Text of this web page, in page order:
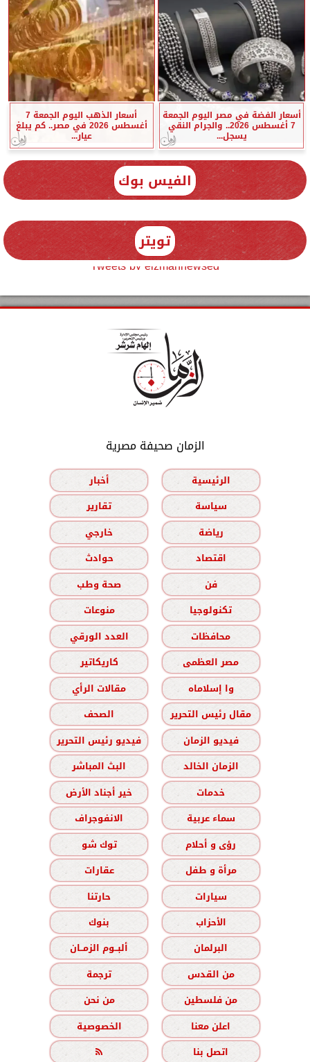
أسعار الفضة في مصر اليوم الجمعة
7 أغسطس 2026.. والجرام النقي
يسجل...
أسعار الذهب اليوم الجمعة 7
أغسطس 2026 في مصر.. كم يبلغ
عيار...
الفيس بوك
تويتر
Tweets by elzmannewseg
الزمان صحيفة مصرية
الرئيسية
أخبار
سياسة
تقارير
رياضة
خارجي
اقتصاد
حوادث
فن
صحة وطب
تكنولوجيا
منوعات
محافظات
العدد الورقي
مصر العظمى
كاريكاتير
وا إسلاماه
مقالات الرأي
مقال رئيس التحرير
الصحف
فيديو الزمان
فيديو رئيس التحرير
الزمان الخالد
البث المباشر
خدمات
خير أجناد الأرض
سماء عربية
الانفوجراف
رؤى و أحلام
توك شو
مرأة و طفل
عقارات
سيارات
حارتنا
الأحزاب
بنوك
البرلمان
ألبــوم الزمــان
من القدس
ترجمة
من فلسطين
من نحن
اعلن معنا
الخصوصية
اتصل بنا
